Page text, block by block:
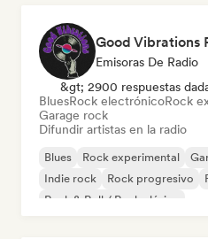
Good Vibrations
Emisoras De Radio
&gt; 2900 respuestas
BluesRock electrónicoRock
Garage rock
Difundir artistas en la radio
Blues Rock experimental
Indie rock
Rock progresivo
Rock & Roll / Rock clásico